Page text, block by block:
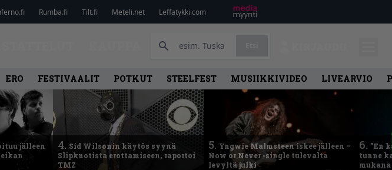
Rumba.fi Tilt.fi Meteli.net Leffatykki.com
ERO FESTIVAALIT POTKUT STEELFEST MUSIIKKIVIDEO LIVEARVIO
jälleen
4. Sid Wilsonin käytös syynä
Slipknotista erottamiseen, raportoi
TMZ
5. Yngwie Malmsteen iskee jälleen –
Now or Never -single tulevalta
levyltä julki
6. ”En
tunne